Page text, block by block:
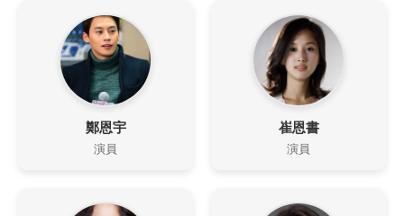
鄭恩宇
演員
崔恩書
演員